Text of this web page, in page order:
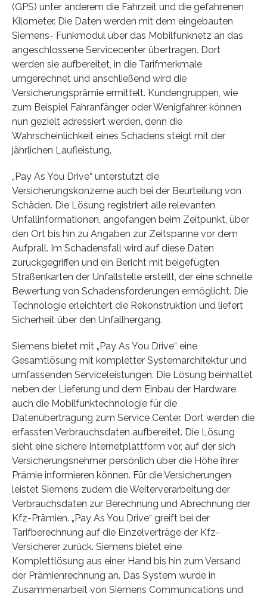
(GPS) unter anderem die Fahrzeit und die gefahrenen
Kilometer. Die Daten werden mit dem eingebauten
Siemens- Funkmodul über das Mobilfunknetz an das
angeschlossene Servicecenter übertragen. Dort
werden sie aufbereitet, in die Tarifmerkmale
umgerechnet und anschließend wird die
Versicherungsprämie ermittelt. Kundengruppen, wie
zum Beispiel Fahranfänger oder Wenigfahrer können
nun gezielt adressiert werden, denn die
Wahrscheinlichkeit eines Schadens steigt mit der
jährlichen Laufleistung.
„Pay As You Drive“ unterstützt die
Versicherungskonzerne auch bei der Beurteilung von
Schäden. Die Lösung registriert alle relevanten
Unfallinformationen, angefangen beim Zeitpunkt, über
den Ort bis hin zu Angaben zur Zeitspanne vor dem
Aufprall. Im Schadensfall wird auf diese Daten
zurückgegriffen und ein Bericht mit beigefügten
Straßenkarten der Unfallstelle erstellt, der eine schnelle
Bewertung von Schadensforderungen ermöglicht. Die
Technologie erleichtert die Rekonstruktion und liefert
Sicherheit über den Unfallhergang.
Siemens bietet mit „Pay As You Drive“ eine
Gesamtlösung mit kompletter Systemarchitektur und
umfassenden Serviceleistungen. Die Lösung beinhaltet
neben der Lieferung und dem Einbau der Hardware
auch die Mobilfunktechnologie für die
Datenübertragung zum Service Center. Dort werden die
erfassten Verbrauchsdaten aufbereitet. Die Lösung
sieht eine sichere Internetplattform vor, auf der sich
Versicherungsnehmer persönlich über die Höhe ihrer
Prämie informieren können. Für die Versicherungen
leistet Siemens zudem die Weiterverarbeitung der
Verbrauchsdaten zur Berechnung und Abrechnung der
Kfz-Prämien. „Pay As You Drive“ greift bei der
Tarifberechnung auf die Einzelverträge der Kfz-
Versicherer zurück. Siemens bietet eine
Komplettlösung aus einer Hand bis hin zum Versand
der Prämienrechnung an. Das System wurde in
Zusammenarbeit von Siemens Communications und